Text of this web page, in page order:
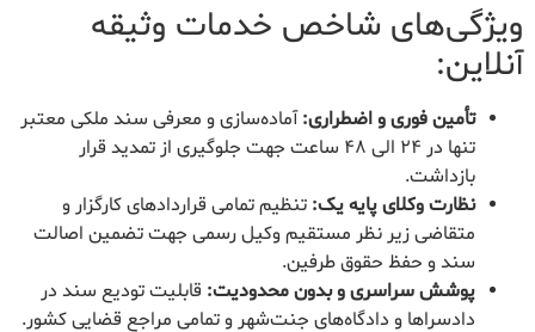
ویژگی‌های شاخص خدمات وثیقه
آنلاین:
تأمین فوری و اضطراری:آماده‌سازی و معرفی سند ملکی معتبر
تنها در ۲۴ الی ۴۸ ساعت جهت جلوگیری از تمدید قرار
بازداشت.
نظارت وکلای پایه یک: تنظیم تمامی قراردادهای کارگزار و
متقاضی زیر نظر مستقیم وکیل رسمی جهت تضمین اصالت
سند و حفظ حقوق طرفین.
پوشش سراسری و بدون محدودیت: قابلیت تودیع سند در
دادسراها و دادگاه‌های جنت‌شهر و تمامی مراجع قضایی کشور.